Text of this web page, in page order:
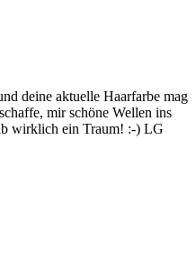
deine aktuelle Haarfarbe mag
mir schöne Wellen ins
wirklich ein Traum! :-) LG